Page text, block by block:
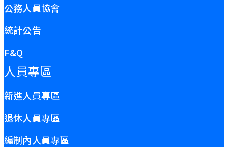
公務人員協會
統計公告
F&Q
人員專區
新進人員專區
退休人員專區
編制內人員專區